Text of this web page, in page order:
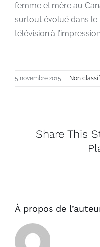
femme et mère au
surtout évolué dans le
télévision à
5 novembre 2015 | Non
Share This
À propos de